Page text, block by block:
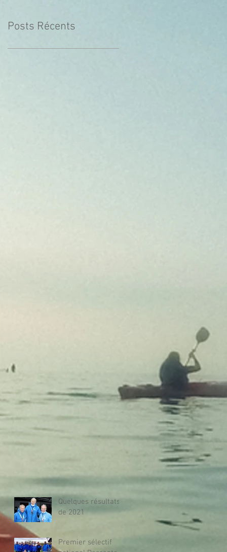
Posts Récents
Quelques résultats
de 2021
Premier sélectif